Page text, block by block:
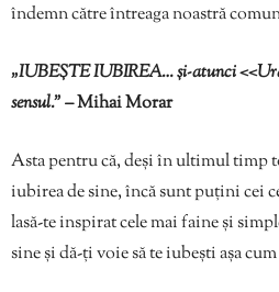
îndemn către întreaga noastră
„IUBEȘTE IUBIREA… și-atunci
sensul.”– Mihai Morar
Asta pentru că, deși în ultimul timp
iubirea de sine, încă sunt puțini cei
lasă-te inspirat cele mai faine și
sine și dă-ți voie să te iubești așa